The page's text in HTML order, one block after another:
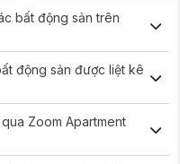
bất động sản trên
động sản được liệt kê
Zoom Apartment